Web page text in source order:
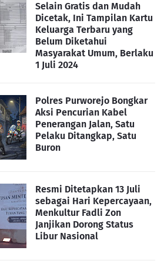
Selain Gratis dan Mudah
Dicetak, Ini Tampilan Kartu
Keluarga Terbaru yang
Belum Diketahui
Masyarakat Umum, Berlaku
1 Juli 2024
Polres Purworejo Bongkar
Aksi Pencurian Kabel
Penerangan Jalan, Satu
Pelaku Ditangkap, Satu
Buron
Resmi Ditetapkan 13 Juli
sebagai Hari Kepercayaan,
Menkultur Fadli Zon
Janjikan Dorong Status
Libur Nasional